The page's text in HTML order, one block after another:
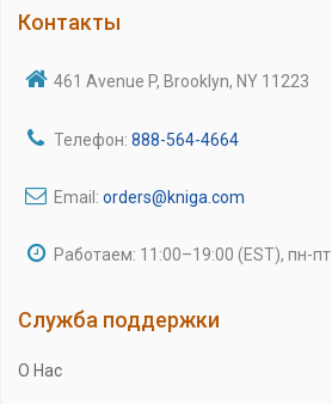
Контакты
461 Avenue P, Brooklyn, NY 11223
Телефон: 888-564-4664
Email: orders@kniga.com
Работаем: 11:00–19:00 (EST), пн-пт
Служба поддержки
О Нас